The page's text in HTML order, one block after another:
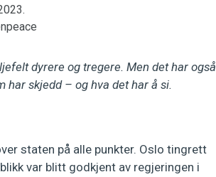
dyrere og tregere. Men det har også
har skjedd – og hva det har å si.
staten på alle punkter. Oslo tingrett
var blitt godkjent av regjeringen i